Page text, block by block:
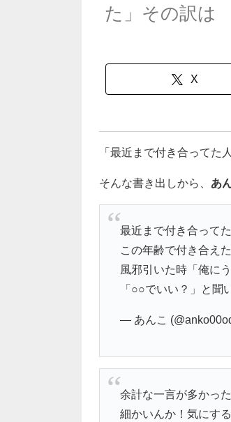
た」その訳は
X
「最近まで付き合ってた
そんな書き出しから、 あ
最近まで付き合って
この年齢で付き合え
風邪引いた時「俺に
「○○でいい？」と聞
— あんこ
余計な一言が多かった
細かいんか！気にす